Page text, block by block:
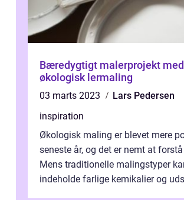
Bæredygtigt malerprojekt med
økologisk lermaling
03 marts 2023
Lars Pedersen
inspiration
Økologisk maling er blevet mere
seneste år, og det er nemt at
Mens traditionelle malingstyper
indeholde farlige kemikalier og